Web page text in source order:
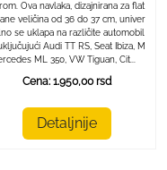
Ova navlaka, dizajnirana za flat
veličina od 36 do 37 cm, univer
se uklapa na različite automobil
Audi TT RS, Seat Ibiza, M
ML 350, VW Tiguan, Cit...
Cena: 1.950,00 rsd
Detaljnije